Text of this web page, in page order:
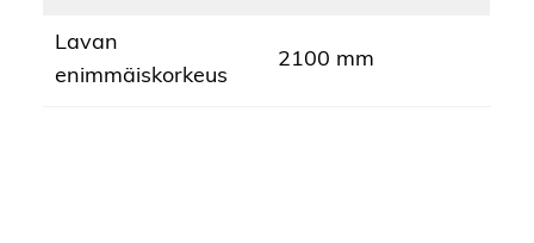
Lavan
enimmäiskorkeus
2100 mm